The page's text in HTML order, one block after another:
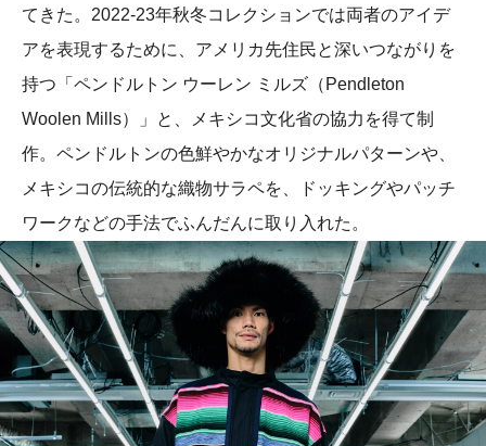
てきた。2022-23年秋冬コレクションでは両者のアイデ
アを表現するために、アメリカ先住民と深いつながりを
持つ「ペンドルトン ウーレン ミルズ（Pendleton
Woolen Mills）」と、メキシコ文化省の協力を得て制
作。ペンドルトンの色鮮やかなオリジナルパターンや、
メキシコの伝統的な織物サラペを、ドッキングやパッチ
ワークなどの手法でふんだんに取り入れた。